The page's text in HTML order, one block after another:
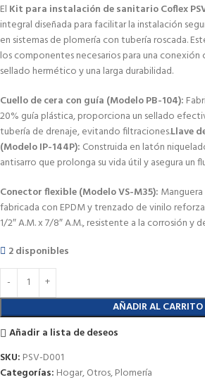
El Kit para instalación de sanitario Coflex
integral diseñada para facilitar la instalación
en sistemas de plomería con tubería roscada.
los componentes necesarios para una conexión
sellado hermético y una larga durabilidad.
Cuello de cera con guía (Modelo PB-104):
20% guía plástica, proporciona un sellado
tubería de drenaje, evitando filtraciones.Llave
(Modelo IP-144P): Construida en latón
antisarro que prolonga su vida útil y asegura un
Conector flexible (Modelo VS-M35):
fabricada con EPDM y trenzado de vinilo
1/2″ A.M. x 7/8″ A.M., resistente a la corrosión y
2 disponibles
AÑADIR AL CARRITO
Añadir a lista de deseos
SKU: PSV-D001
Categorías: Hogar,Otros,Plomería